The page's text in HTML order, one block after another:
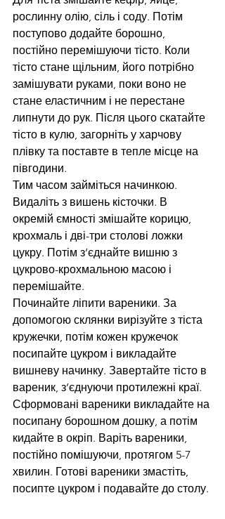
рослинну олію, сіль і соду. Потім
поступово додайте борошно,
постійно перемішуючи тісто. Коли
тісто стане щільним, його потрібно
замішувати руками, поки воно не
стане еластичним і не перестане
липнути до рук. Після цього скатайте
тісто в кулю, загорніть у харчову
плівку та поставте в тепле місце на
півгодини.
Тим часом займіться начинкою.
Видаліть з вишень кісточки. В
окремій ємності змішайте корицю,
крохмаль і дві-три столові ложки
цукру. Потім з’єднайте вишню з
цукрово-крохмальною масою і
перемішайте.
Починайте ліпити вареники. За
допомогою склянки вирізуйте з тіста
кружечки, потім кожен кружечок
посипайте цукром і викладайте
вишневу начинку. Завертайте тісто в
вареник, з’єднуючи протилежні краї.
Сформовані вареники викладайте на
посипану борошном дошку, а потім
кидайте в окріп. Варіть вареники,
постійно помішуючи, протягом 5-7
хвилин. Готові вареники змастіть,
посипте цукром і подавайте до столу.